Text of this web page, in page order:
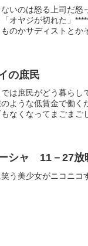
いのは怒る上司だ怒
オヤジが切れた」
ものかサディストとか
の庶民
では庶民がどう暮ら
ような低賃金で働く
なくなってまごまご
シャ 11－27放
う美少女がニコニコ